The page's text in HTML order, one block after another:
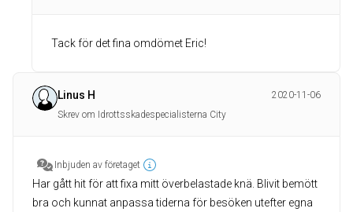
Tack för det fina omdömet Eric!
Linus H
2020-11-06
Skrev om Idrottsskadespecialisterna City
Inbjuden av företaget
Har gått hit för att fixa mitt överbelastade knä. Blivit bemött
bra och kunnat anpassa tiderna för besöken utefter egna